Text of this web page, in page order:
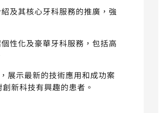
及其核心牙科服務的推廣，強
性化及豪華牙科服務，包括高
展示最新的技術應用和成功案
新科技有興趣的患者。